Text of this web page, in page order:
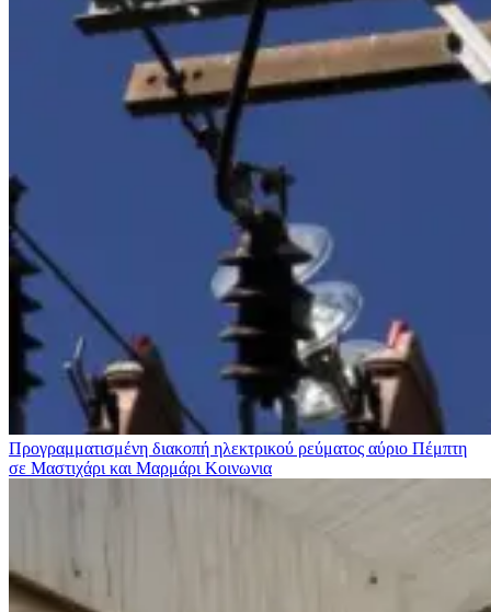
Προγραμματισμένη διακοπή ηλεκτρικού ρεύματος αύριο Πέμπτη
σε Μαστιχάρι και Μαρμάρι Κοινωνια